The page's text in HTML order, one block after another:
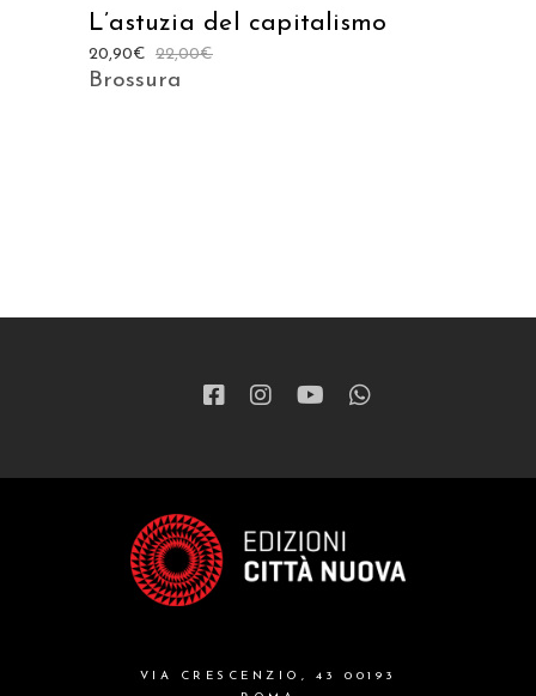
L’astuzia del capitalismo
22,00€
20,90€
Brossura
VIA CRESCENZIO, 43 00193